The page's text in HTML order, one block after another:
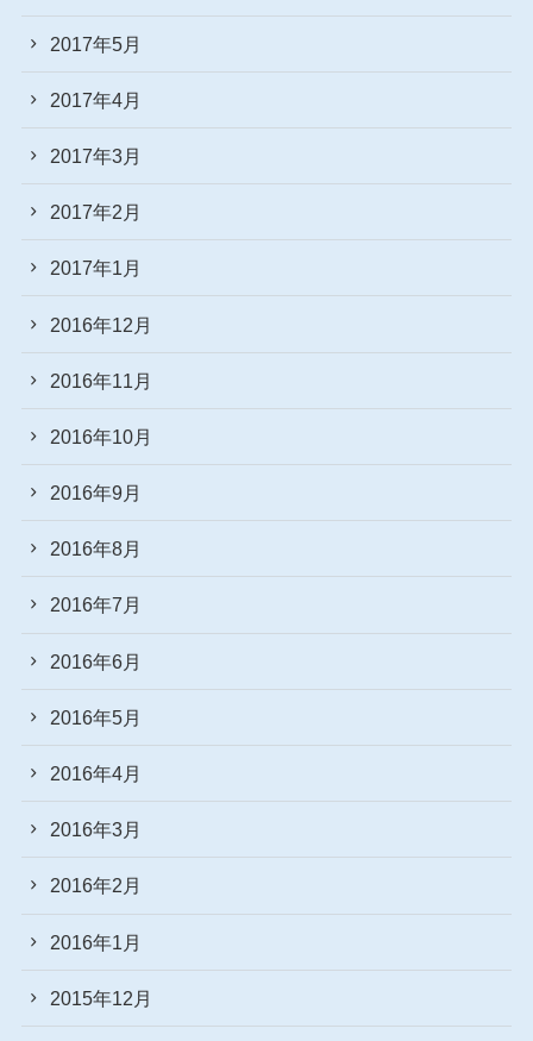
2017年5月
2017年4月
2017年3月
2017年2月
2017年1月
2016年12月
2016年11月
2016年10月
2016年9月
2016年8月
2016年7月
2016年6月
2016年5月
2016年4月
2016年3月
2016年2月
2016年1月
2015年12月